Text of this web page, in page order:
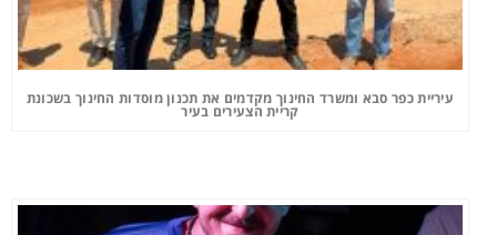
עיריית כפר סבא ומשרד החינוך מקדמים את תכנון מוסדות החינוך בשכונת
קריית הצעירים בעיר